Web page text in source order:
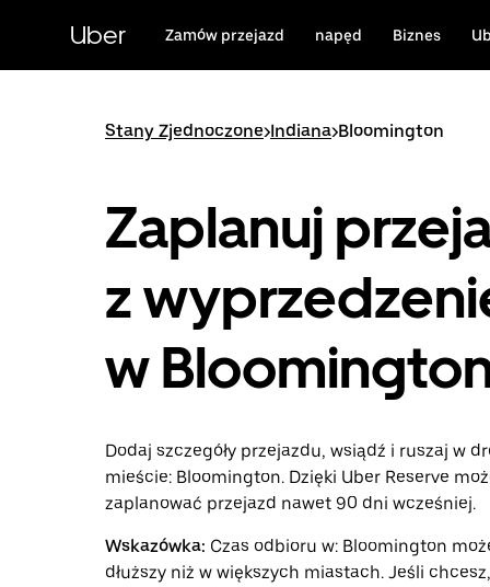
zawartości
Uber Zamów przejazd napęd Biznes
Stany Zjednoczone>Indiana>Bloomington
Zaplanuj
z
w
Dodaj szczegóły przejazdu, wsiądź i ruszaj w
mieście: Bloomington. Dzięki Uber Reserve
zaplanować przejazd nawet 90 dni wcześniej.
Wskazówka: Czas odbioru w: Bloomington
dłuższy niż w większych miastach. Jeśli